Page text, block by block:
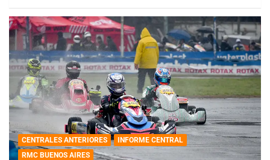
CENTRALES ANTERIORES
INFORME CENTRAL
RMC BUENOS AIRES